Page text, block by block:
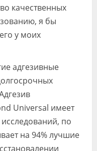
качественных
я бы
у моих
адгезивные
Universal имеет
по
на 94% лучшие